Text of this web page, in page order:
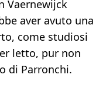
Vaernewijck
aver avuto una
come studiosi
letto, pur non
di Parronchi.